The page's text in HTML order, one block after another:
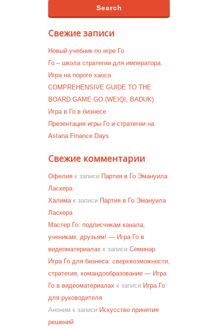
Свежие записи
Новый учебник по игре Го
Го – школа стратегии для императора.
Игра на пороге хаоса
COMPREHENSIVE GUIDE TO THE
BOARD GAME GO (WEIQI, BADUK)
Игра в Го в бизнесе
Презентация игры Го и стратегии на
Astana Finance Days
Свежие комментарии
Офелия к записи Партия в Го Эмануила
Ласкера
Халимак записи Партия в Го Эмануила
Ласкера
Мастер Го: подписчикам канала,
ученикам, друзьям! — Игра Го в
видеоматериалах к записи Семинар
Игра Го для бизнеса: сверхвозможности,
стратегия, командообразование — Игра
Го в видеоматериалах к записи Игра Го
для руководителя
Аноним к записи Искусство принятия
решений